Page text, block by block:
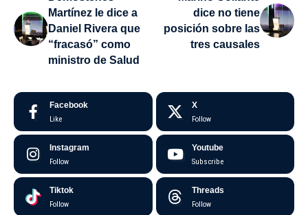
Martínez le dice a
Daniel Rivera que
“fracasó” como
ministro de Salud
dice no tiene
posición sobre las
tres causales
Facebook
Like
X
Follow
Instagram
Follow
Youtube
Subscribe
Tiktok
Follow
Threads
Follow